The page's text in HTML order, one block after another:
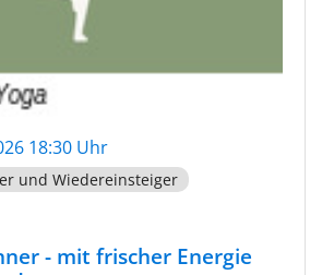
18:30 Uhr
und Wiedereinsteiger
- mit frischer Energie